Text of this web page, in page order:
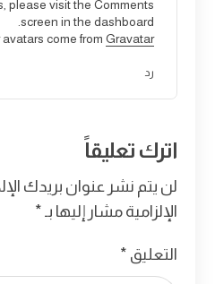
please visit the Comments
screen in the dashboard.
come from Gravatar
رد
اترك تعليقاً
لن يتم نشر عنوان بريدك
الإلزامية مشار إليها بـ *
التعليق *